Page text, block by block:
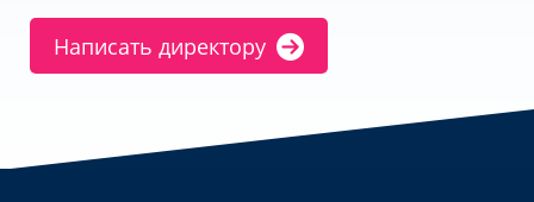
Написать директору